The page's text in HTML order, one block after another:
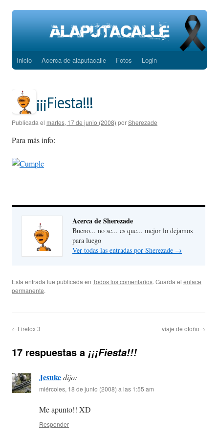
Saltar
contenido
Inicio Acerca de alaputacalle Fotos Login
¡¡¡Fiesta!!!
Publicada el martes, 17 de junio (2008) porSherezade
Para más info:
Acerca de Sherezade
Bueno... no se... es que... mejor lo dejamos
para luego
Ver todas las entradas por Sherezade →
Esta entrada fue publicada en Todos los comentarios. Guarda el enlace
permanente.
←Firefox 3 viaje de otoño→
17 respuestas a ¡¡¡Fiesta!!!
Jesukedijo:
miércoles, 18 de junio (2008) a las 1:55 am
Me apunto!! XD
Responder